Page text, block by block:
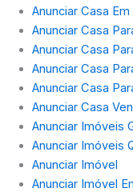
Anunciar Casa
Anunciar Casa
Anunciar Casa
Anunciar Casa
Anunciar Casa
Anunciar Casa
Anunciar Imóveis
Anunciar Imóveis
Anunciar Imóvel
Anunciar Imóvel